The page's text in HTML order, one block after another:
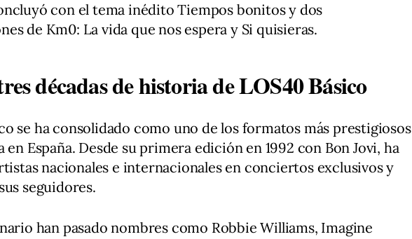
con el tema inédito Tiempos bonitos y dos
de Km0: La vida que nos espera y Si quisieras.
décadas de historia de LOS40 Básico
se ha consolidado como uno de los formatos más prestigiosos
en España. Desde su primera edición en 1992 con Bon Jovi, ha
nacionales e internacionales en conciertos exclusivos y
seguidores.
han pasado nombres como Robbie Williams, Imagine